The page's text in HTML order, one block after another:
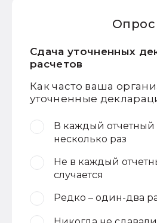
Опрос
Сдача уточненных
расчетов
Как часто ваша
уточненные
В каждый отчетный
несколько раз
Не в каждый
случается
Редко – один-два